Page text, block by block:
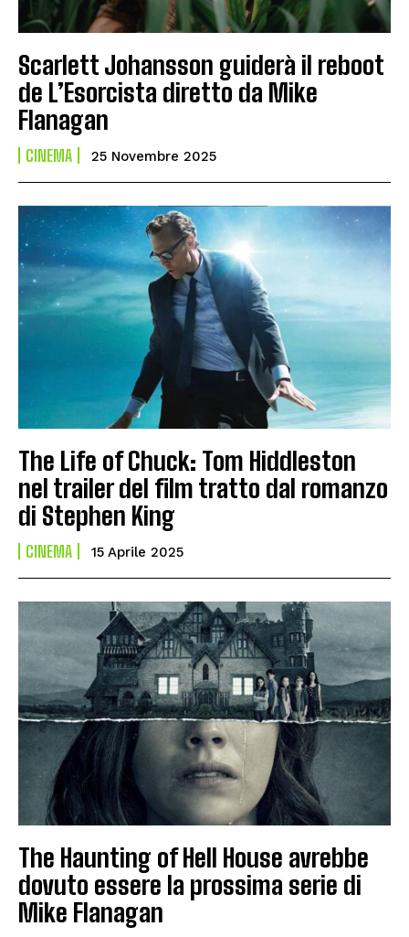
Scarlett Johansson guiderà il reboot
de L’Esorcista diretto da Mike
Flanagan
CINEMA 25 Novembre 2025
The Life of Chuck: Tom Hiddleston
nel trailer del film tratto dal romanzo
di Stephen King
CINEMA 15 Aprile 2025
The Haunting of Hell House avrebbe
dovuto essere la prossima serie di
Mike Flanagan